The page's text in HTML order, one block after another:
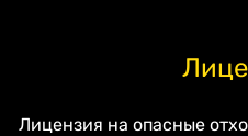
Лицензия на опасные